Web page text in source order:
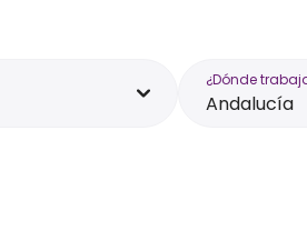
¿Dónde
Andalucía